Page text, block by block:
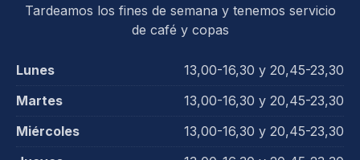
Tardeamos los fines de semana y tenemos servicio
de café y copas
Lunes
13,00-16,30 y 20,45-23,30
Martes
13,00-16,30 y 20,45-23,30
Miércoles
13,00-16,30 y 20,45-23,30